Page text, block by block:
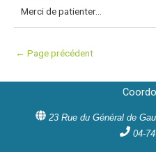
Merci de patienter...
← Page précédent
23 Rue du Général de
04-